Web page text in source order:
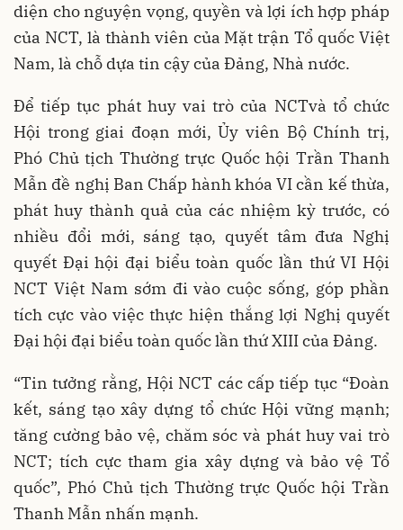
diện cho nguyện vọng, quyền và lợi ích hợp pháp
của NCT, là thành viên của Mặt trận Tổ quốc Việt
Nam, là chỗ dựa tin cậy của Đảng, Nhà nước.
Để tiếp tục phát huy vai trò của NCTvà tổ chức
Hội trong giai đoạn mới, Ủy viên Bộ Chính trị,
Phó Chủ tịch Thường trực Quốc hội Trần Thanh
Mẫn đề nghị Ban Chấp hành khóa VI cần kế thừa,
phát huy thành quả của các nhiệm kỳ trước, có
nhiều đổi mới, sáng tạo, quyết tâm đưa Nghị
quyết Đại hội đại biểu toàn quốc lần thứ VI Hội
NCT Việt Nam sớm đi vào cuộc sống, góp phần
tích cực vào việc thực hiện thắng lợi Nghị quyết
Đại hội đại biểu toàn quốc lần thứ XIII của Đảng.
“Tin tưởng rằng, Hội NCT các cấp tiếp tục “Đoàn
kết, sáng tạo xây dựng tổ chức Hội vững mạnh;
tăng cường bảo vệ, chăm sóc và phát huy vai trò
NCT; tích cực tham gia xây dựng và bảo vệ Tổ
quốc”, Phó Chủ tịch Thường trực Quốc hội Trần
Thanh Mẫn nhấn mạnh.